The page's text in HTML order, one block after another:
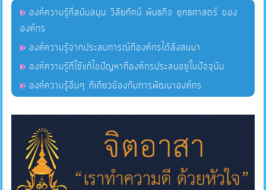
ความ
รู้
งาน
การ
ให้
บริการ
องค์ความรู้ที่สนับสนุน วิสัยทัศน์ พันธกิจ ยุทธศาสตร์ ของ
องค์กร
องค์ความรู้จากประสบการณ์ที่องค์กรได้สั่งสมมา
องค์ความรู้ที่ใช้แก้ไขปัญหาที่องค์กรประสบอยู่ในปัจจุบัน
องค์ความรู้อื่นๆ ที่เกี่ยวข้องกับการพัฒนาองค์กร